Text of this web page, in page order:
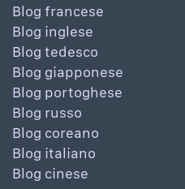
Blog francese
Blog inglese
Blog tedesco
Blog giapponese
Blog portoghese
Blog russo
Blog coreano
Blog italiano
Blog cinese